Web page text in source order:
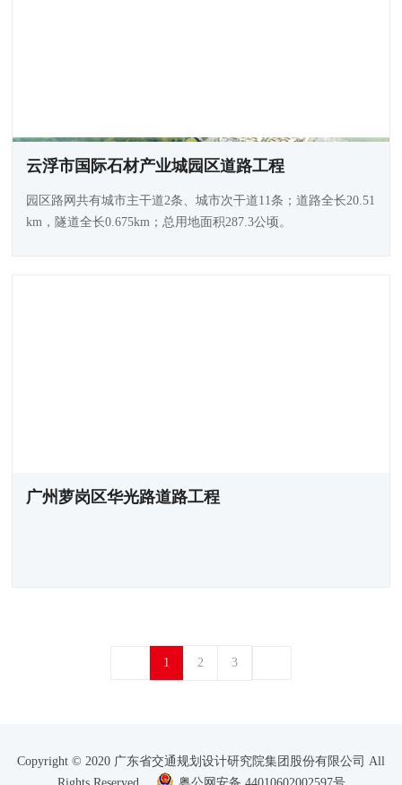
云浮市国际石材产业城园区道路工程
园区路网共有城市主干道2条、城市次干道11条；道路全长20.51
km，隧道全长0.675km；总用地面积287.3公顷。
广州萝岗区华光路道路工程
1 2 3
Copyright © 2020 广东省交通规划设计研究院集团股份有限公司 All